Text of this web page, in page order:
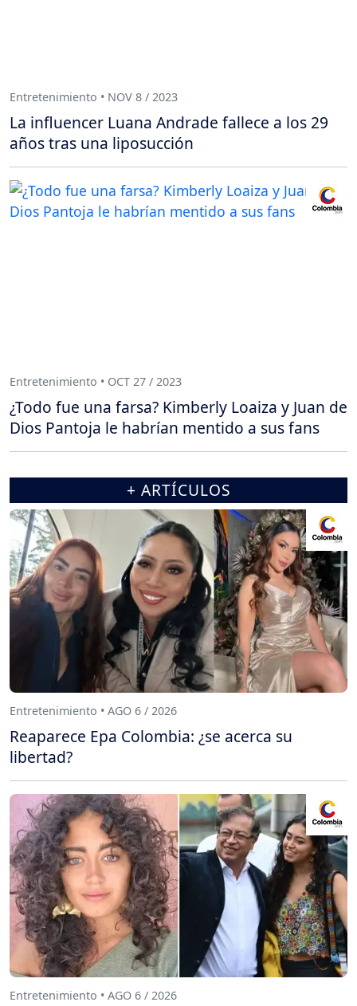
Entretenimiento • NOV 8 / 2023
La influencer Luana Andrade fallece a los 29
años tras una liposucción
Entretenimiento • OCT 27 / 2023
¿Todo fue una farsa? Kimberly Loaiza y Juan de
Dios Pantoja le habrían mentido a sus fans
+ ARTÍCULOS
Entretenimiento • AGO 6 / 2026
Reaparece Epa Colombia: ¿se acerca su
libertad?
Entretenimiento • AGO 6 / 2026